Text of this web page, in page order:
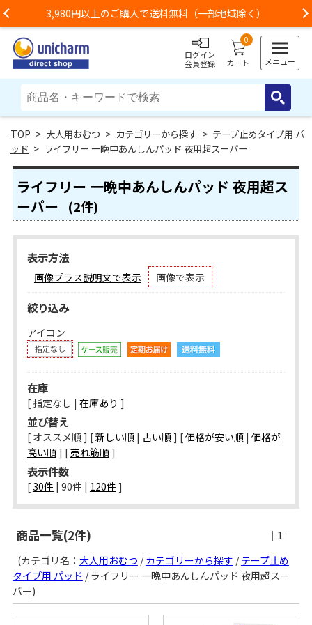
Previous3,980円以上のご購入で送料無料（一部地域除く）
ログイン
会員登録
0
カート メニュー
> 大人用おむつ > カテゴリーから探す > テープ止めタイプ用 パ
ッド > ライフリー 一晩中あんしんパッド 夜用超スーパー
ライフリー 一晩中あんしんパッド 夜用超ス
ーパー
(2件)
表示方法
画像プラス説明文で表示 画像で表示
絞り込み
アイコン
在庫
[ 指定なし | 在庫あり ]
並び替え
[ オススメ順 ] [新しい順| 古い順] [価格が安い順| 価格が
高い順] [売れ筋順]
表示件数
[ 30件 | 90件 | 120件 ]
商品一覧(2件)
｜1｜
(カテゴリ名： 大人用おむつ /カテゴリーから探す /テープ止め
タイプ用 パッド / ライフリー 一晩中あんしんパッド 夜用超スー
パー)